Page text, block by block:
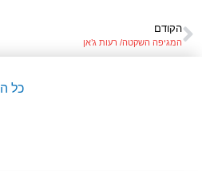
הקודם
המגיפה השקטה/ רעות ג’אן
כל